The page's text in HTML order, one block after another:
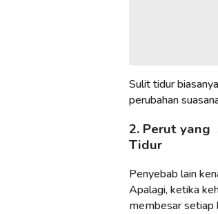
Sulit tidur
perubahan
2. Perut yang
Tidur
Penyebab lain
Apalagi, ketika
membesar setiap